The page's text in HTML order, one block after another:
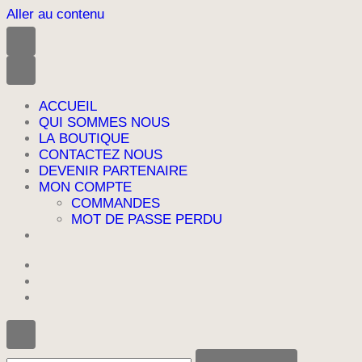
Aller au contenu
ACCUEIL
QUI SOMMES NOUS
LA BOUTIQUE
CONTACTEZ NOUS
DEVENIR PARTENAIRE
MON COMPTE
COMMANDES
MOT DE PASSE PERDU
Vous